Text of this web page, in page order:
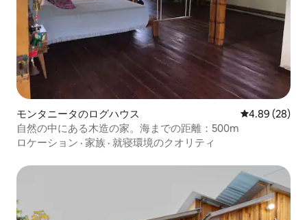
モンタニータのログハウス レビュー28
4.89 (28)
自然の中にある木造の家。海までの距離：500m
ロケーション · 家族 · 就寝環境のクオリティ